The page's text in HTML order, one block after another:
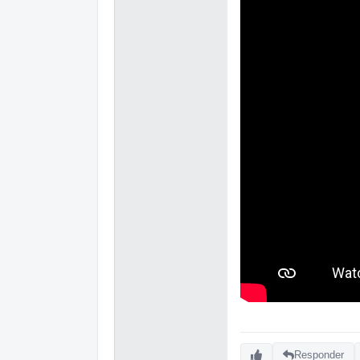
Responder